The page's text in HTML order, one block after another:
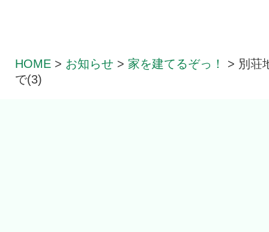
HOME > お知らせ > 家を建てるぞっ！ > 別荘
で(3)